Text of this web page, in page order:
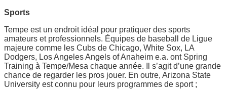
Sports
Tempe est un endroit idéal pour pratiquer des sports
amateurs et professionnels. Équipes de baseball de Ligue
majeure comme les Cubs de Chicago, White Sox, LA
Dodgers, Los Angeles Angels of Anaheim e.a. ont Spring
Training à Tempe/Mesa chaque année. Il s’agit d’une grande
chance de regarder les pros jouer. En outre, Arizona State
University est connu pour leurs programmes de sport ;